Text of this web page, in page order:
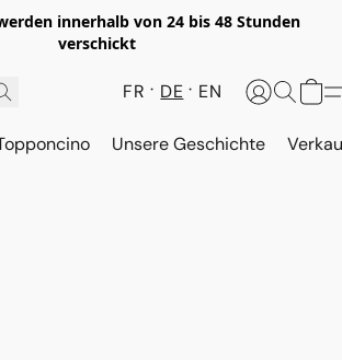
innerhalb von 24 bis 48 Stunden
verschickt
FR DE EN
Unsere Geschichte